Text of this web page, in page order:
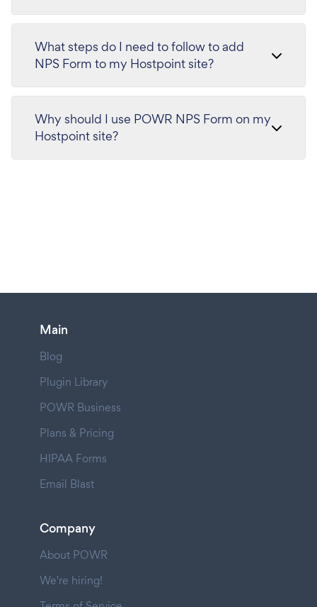
What steps do I need to follow to add
NPS Form to my Hostpoint site?
Why should I use POWR NPS Form on my
Hostpoint site?
Main
Blog
Plugin Library
POWR Business
Plans & Pricing
HIPAA Forms
Email Blast
Company
About POWR
We're hiring!